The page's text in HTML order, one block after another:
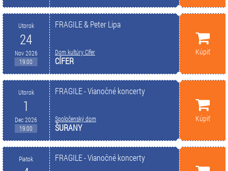
Utorok
24
Nov 2026
19:00
FRAGILE & Peter Lipa
Dom kultúry Cífer
CÍFER
Kúpiť
Utorok
1
Dec 2026
19:00
FRAGILE - Vianočné koncerty
Spoločenský dom
ŠURANY
Kúpiť
Piatok FRAGILE - Vianočné koncerty